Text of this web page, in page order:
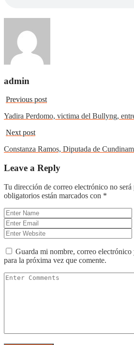
admin
Previous post
Yadira Perdomo, victima del Bullyng,
Next post
Constanza Ramos, Diputada de
Leave a Reply
Tu dirección de correo electrónico no será
obligatorios están marcados con *
Guarda mi nombre, correo electrónico
para la próxima vez que comente.